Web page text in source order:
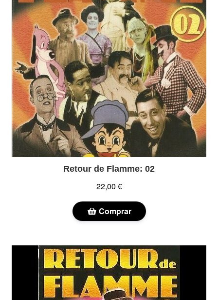
Retour de Flamme: 02
22,00 €
Comprar